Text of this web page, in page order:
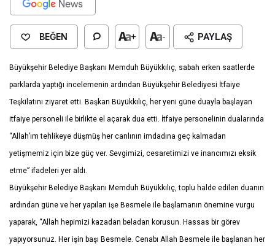
BEĞEN + - PAYLAŞ
Büyükşehir Belediye Başkanı Memduh Büyükkılıç, sabah erken saatlerde
parklarda yaptığı incelemenin ardından Büyükşehir Belediyesi İtfaiye
Teşkilatını ziyaret etti. Başkan Büyükkılıç, her yeni güne duayla başlayan
itfaiye personeli ile birlikte el açarak dua etti. İtfaiye personelinin dualarında
“Allah’ım tehlikeye düşmüş her canlının imdadına geç kalmadan
yetişmemiz için bize güç ver. Sevgimizi, cesaretimizi ve inancımızı eksik
etme” ifadeleri yer aldı.
Büyükşehir Belediye Başkanı Memduh Büyükkılıç, toplu halde edilen duanın
ardından güne ve her yapılan işe Besmele ile başlamanın önemine vurgu
yaparak, “Allah hepimizi kazadan beladan korusun. Hassas bir görev
yapıyorsunuz. Her işin başı Besmele. Cenabı Allah Besmele ile başlanan her